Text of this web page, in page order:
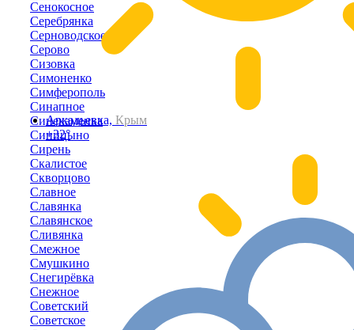
Аркадьевка, Крым
+32°
Сенокосное
Серебрянка
Серноводское
Серово
Сизовка
Симоненко
Симферополь
Синапное
Синекаменка
Синицыно
Сирень
Скалистое
Скворцово
Славное
Славянка
Славянское
Сливянка
Смежное
Смушкино
Снегирёвка
Снежное
Советский
Советское